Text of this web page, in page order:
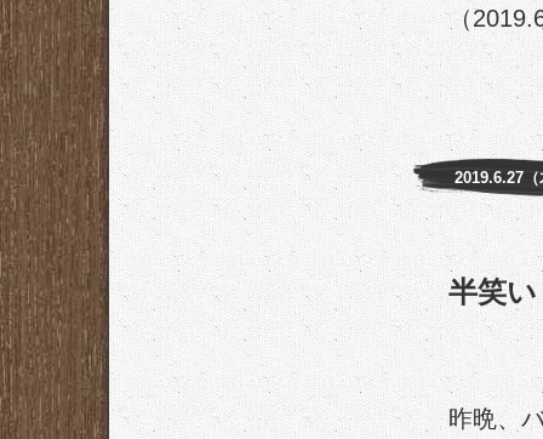
（
2019.6.27（
半笑い
昨晩、